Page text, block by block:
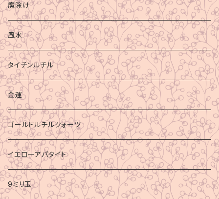
魔除け
風水
タイチンルチル
金運
ゴールドルチルクォーツ
イエローアパタイト
9ミリ玉